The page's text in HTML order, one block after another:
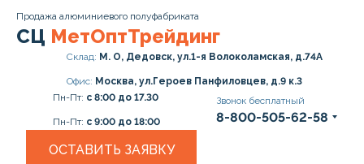
Продажа алюминиевого полуфабриката
СЦ МетОптТрейдинг
Склад: М. О, Дедовск, ул.1-я Волоколамская, д.74А
Офис: Москва, ул.Героев Панфиловцев, д.9 к.3
Пн-Пт: с 8:00 до 17.30
Пн-Пт: с 9:00 до 18:00
Звонок бесплатный
8-800-505-62-58
ОСТАВИТЬ ЗАЯВКУ